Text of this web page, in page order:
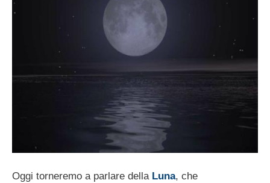
Oggi torneremo a parlare della Luna, che